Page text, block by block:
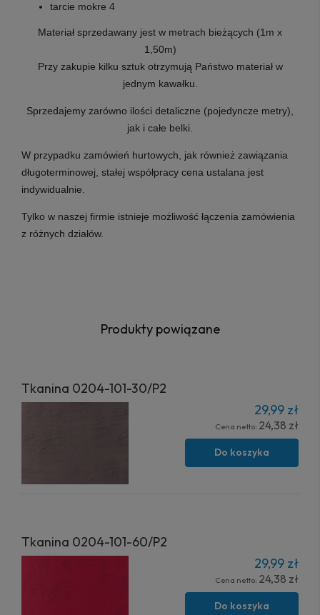
tarcie mokre 4
Materiał sprzedawany jest w metrach bieżących (1m x
1,50m)
Przy zakupie kilku sztuk otrzymują Państwo materiał w
jednym kawałku.
Sprzedajemy zarówno ilości detaliczne (pojedyncze metry),
jak i całe belki.
W przypadku zamówień hurtowych, jak również zawiązania
długoterminowej, stałej współpracy cena ustalana jest
indywidualnie.
Tylko w naszej firmie istnieje możliwość łączenia zamówienia
z różnych działów.
Produkty powiązane
Tkanina 0204-101-30/P2
29,99 zł
Cena netto: 24,38 zł
Do koszyka
Tkanina 0204-101-60/P2
29,99 zł
Cena netto: 24,38 zł
Do koszyka